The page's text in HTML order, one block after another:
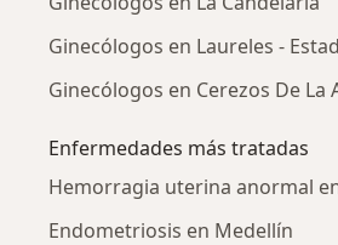
Ginecólogos en Laureles -
Ginecólogos en Cerezos De La
Enfermedades más tratadas
Hemorragia uterina anormal
Endometriosis en Medellín